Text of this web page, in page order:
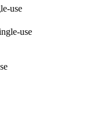
use
use